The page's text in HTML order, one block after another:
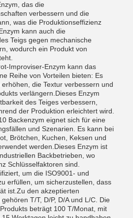
das die
verbessern und die
was die Produktionseffizienz
kann auch die
Teigs gegen mechanische
wodurch ein Produkt von
Improviser-Enzym kann das
Reihe von Vorteilen bieten: Es
die Textur verbessern und
verlängern.Dieses Enzym
des Teiges verbessern,
der Produktion erleichtert wird.
Backenzym eignet sich für eine
und Szenarien. Es kann bei
Brötchen, Kuchen, Keksen und
werden.Dieses Enzym ist
Backbetrieben, wo
Schlüsselfaktoren sind.
um die ISO9001- und
erfüllen, um sicherzustellen, dass
ist.Zu den akzeptierten
T/T, D/P, D/A und L/C. Die
beträgt 100 T/Monat, mit